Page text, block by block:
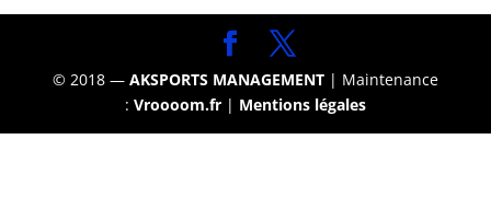
© 2018 — AKSPORTS MANAGEMENT | Maintenance
: Vroooom.fr| Mentions légales